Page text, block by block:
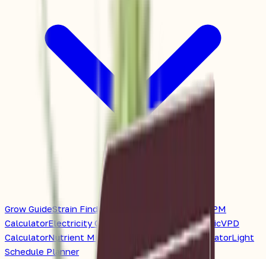
Grow GuideStrain Finder
EC/PPM
CalculatorElectricity Cost Calculator pH DiagnosticVPD
CalculatorNutrient Mix Calculator Watering CalculatorLight
Schedule Planner